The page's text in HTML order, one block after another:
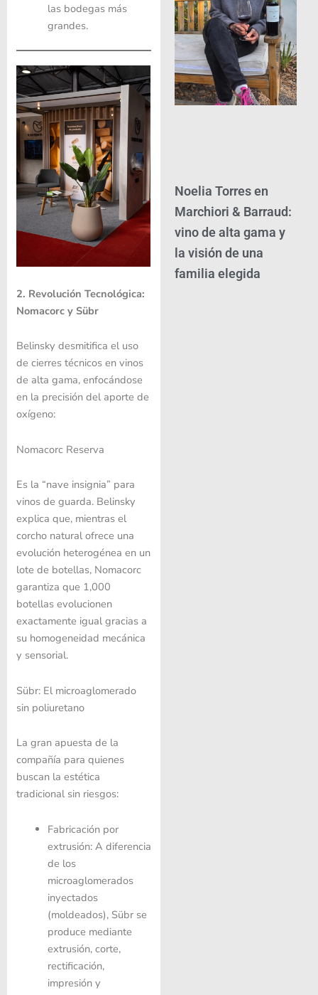
las bodegas más
grandes.
2. Revolución Tecnológica:
Nomacorc y Sübr
Belinsky desmitifica el uso
de cierres técnicos en vinos
de alta gama, enfocándose
en la precisión del aporte de
oxígeno:
Nomacorc Reserva
Es la “nave insignia” para
vinos de guarda. Belinsky
explica que, mientras el
corcho natural ofrece una
evolución heterogénea en un
lote de botellas, Nomacorc
garantiza que 1,000
botellas evolucionen
exactamente igual gracias a
su homogeneidad mecánica
y sensorial.
Sübr: El microaglomerado
sin poliuretano
La gran apuesta de la
compañía para quienes
buscan la estética
tradicional sin riesgos:
Fabricación por
extrusión: A diferencia
de los
microaglomerados
inyectados
(moldeados), Sübr se
produce mediante
extrusión, corte,
rectificación,
impresión y
Noelia Torres en
Marchiori & Barraud:
vino de alta gama y
la visión de una
familia elegida